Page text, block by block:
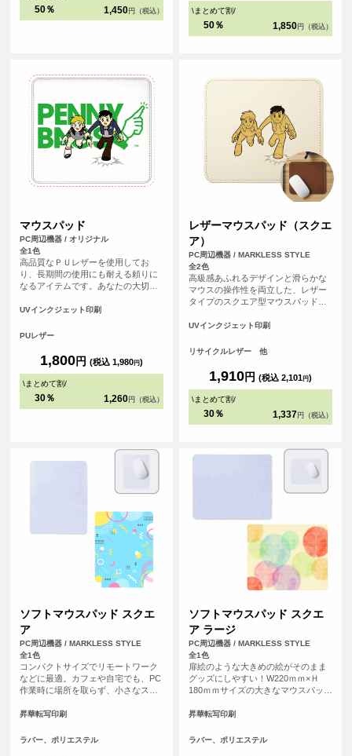
50％ 1,450 円（税込） \まとめて割/
50％ 1,850 円（税込）
マウスパッド
PC周辺機器 / オリジナル
全1色
高品質なＰＵレザーを使用してお
り、長期間の使用にも耐える頼りに
なるアイテムです。あなたの大切な
することで、パソコン周りが一気に
UVインクジェット印刷
PUレザー
1,800円 (税込 1,980円)
\まとめて割/
30％ 1,260 円（税込）
レザーマウスパッド（スクエ
ア）
PC周辺機器 / MARKLESS STYLE
全2色
高級感あふれるデザインと滑らかな
マウスの操作性を両立した、レザー
タイプのスクエア型マウスパッドで
革くずを繊維状に加工し、樹脂と混
ルレザー素材を使用しています。
念品としてもおすすめのアイテムで
UVインクジェット印刷
リサイクルレザー 他
1,910円 (税込 2,101円)
\まとめて割/
30％ 1,337 円（税込）
ソフトマウスパッド スクエ
ア
PC周辺機器 / MARKLESS STYLE
全1色
コンパクトサイズでリモートワーク
などに最適。カフェや自宅でも、PC
作業時に場所を取らず、小さなスペ
パッドです。
昇華転写印刷
ラバー、ポリエステル
ソフトマウスパッド スクエ
ア ラージ
PC周辺機器 / MARKLESS STYLE
全1色
扉絵のような大きめの絵がそのまま
グッズにしやすい！W220ｍｍ×Ｈ
180ｍｍサイズの大きなマウスパッド
パソコンにもゆったり使えるサイズ
ることができます。
昇華転写印刷
ラバー、ポリエステル